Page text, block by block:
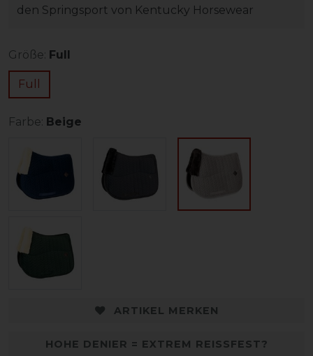
den Springsport von Kentucky Horsewear
Größe: Full
Full
Farbe: Beige
ARTIKEL MERKEN
HOHE DENIER = EXTREM REISSFEST?